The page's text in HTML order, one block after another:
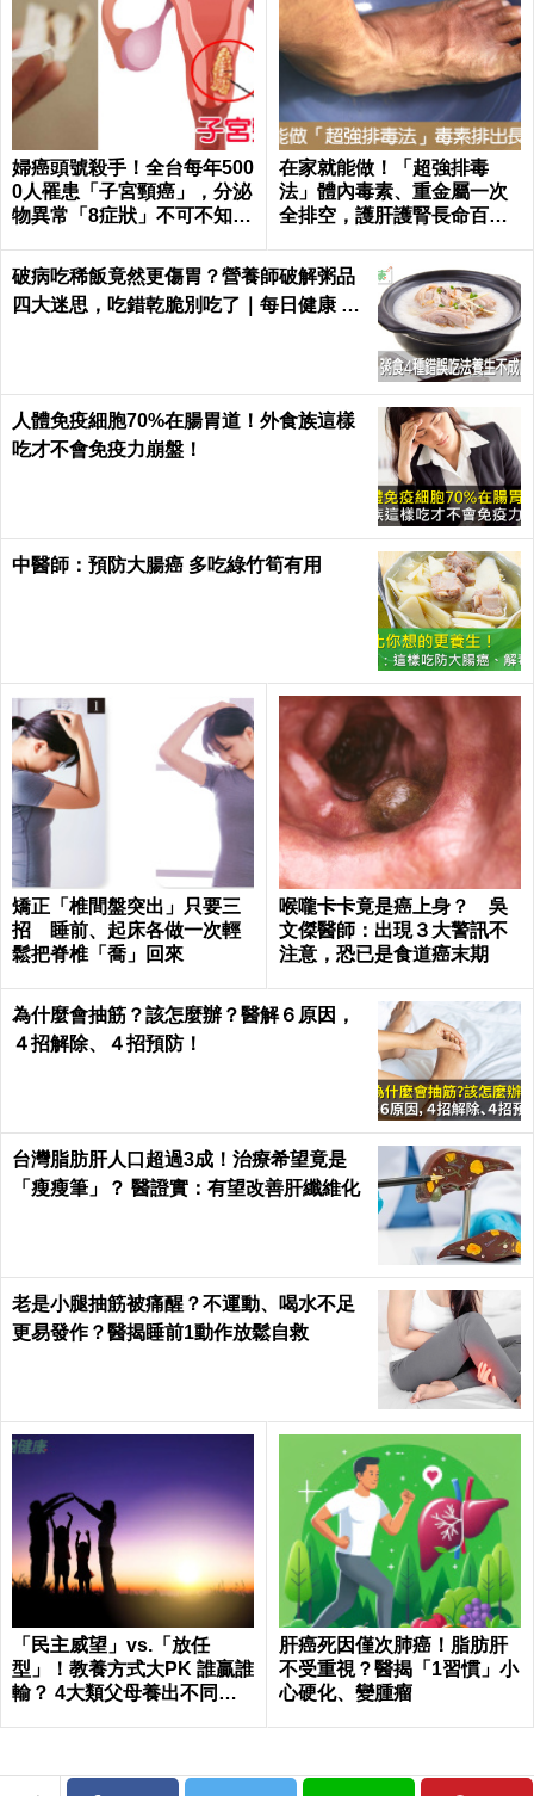
婦癌頭號殺手！全台每年500
0人罹患「子宮頸癌」，分泌
物異常「8症狀」不可不知｜
在家就能做！「超強排毒
法」體內毒素、重金屬一次
全排空，護肝護腎長命百歲
破病吃稀飯竟然更傷胃？營養師破解粥品
四大迷思，吃錯乾脆別吃了｜每日健康 He
人體免疫細胞70%在腸胃道！外食族這樣
吃才不會免疫力崩盤！
中醫師：預防大腸癌 多吃綠竹筍有用
矯正「椎間盤突出」只要三
招 睡前、起床各做一次輕
鬆把脊椎「喬」回來
喉嚨卡卡竟是癌上身？ 吳
文傑醫師：出現３大警訊不
注意，恐已是食道癌末期
為什麼會抽筋？該怎麼辦？醫解６原因，
４招解除、４招預防！
台灣脂肪肝人口超過3成！治療希望竟是
「瘦瘦筆」？ 醫證實：有望改善肝纖維化
老是小腿抽筋被痛醒？不運動、喝水不足
更易發作？醫揭睡前1動作放鬆自救
「民主威望」vs.「放任
型」！教養方式大PK 誰贏誰
輸？ 4大類父母養出不同性
肝癌死因僅次肺癌！脂肪肝
不受重視？醫揭「1習慣」小
心硬化、變腫瘤